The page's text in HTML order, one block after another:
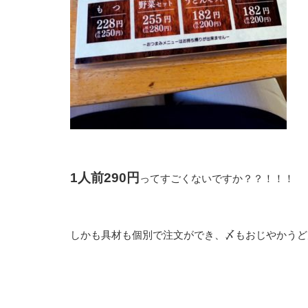
1人前290円 ってすごくないですか？？！！！
しかも具材も個別で注文ができ、〆もおじやかう